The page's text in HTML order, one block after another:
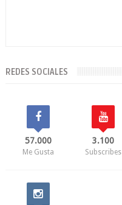
REDES SOCIALES
57.000
Me Gusta
3.100
Subscribes